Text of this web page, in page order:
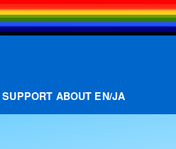
SUPPORT ABOUT EN/JA